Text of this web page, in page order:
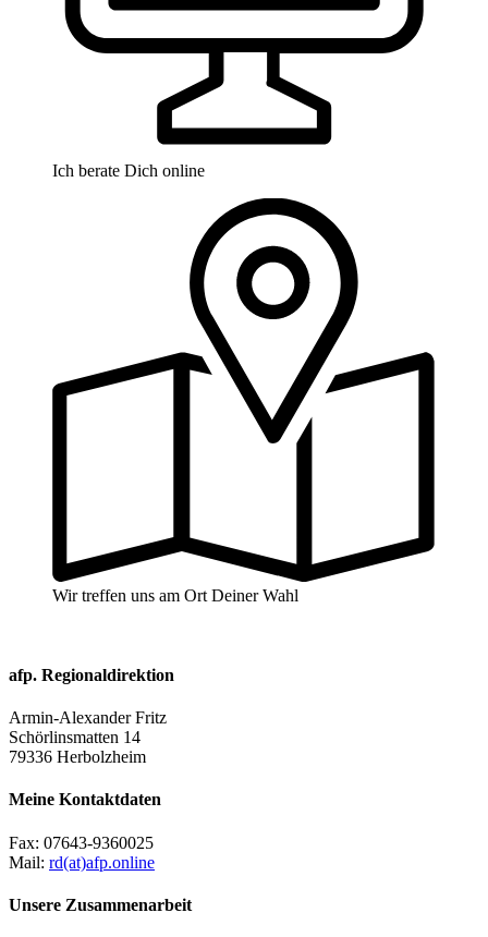
Ich berate Dich online
Wir treffen uns am Ort Deiner Wahl
afp. Regionaldirektion
Armin-Alexander Fritz
Schörlinsmatten 14
79336 Herbolzheim
Meine Kontaktdaten
Fax: 07643-9360025
Mail: rd(at)afp.online
Unsere Zusammenarbeit